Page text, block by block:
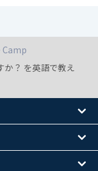
Camp
か？ を英語で教え